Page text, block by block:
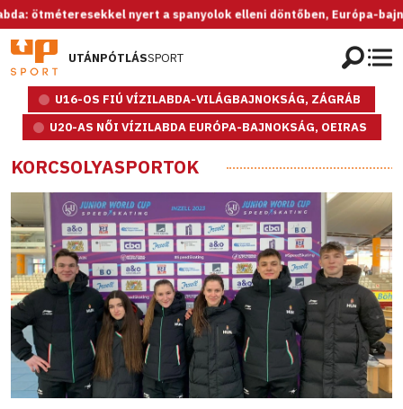
nyert a spanyolok elleni döntőben, Európa-bajnok az
UTÁNPÓTLÁSSPORT
U16-OS FIÚ VÍZILABDA-VILÁGBAJNOKSÁG, ZÁGRÁB
U20-AS NŐI VÍZILABDA EURÓPA-BAJNOKSÁG, OEIRAS
KORCSOLYASPORTOK